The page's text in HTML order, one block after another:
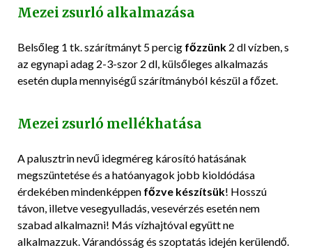
Mezei zsurló alkalmazása
Belsőleg 1 tk. szárítmányt 5 percig főzzünk 2 dl vízben, s
az egynapi adag 2-3-szor 2 dl, külsőleges alkalmazás
esetén dupla mennyiségű szárítmányból készül a főzet.
Mezei zsurló mellékhatása
A palusztrin nevű idegméreg károsító hatásának
megszüntetése és a hatóanyagok jobb kioldódása
érdekében mindenképpen főzve készítsük! Hosszú
távon, illetve vesegyulladás, vesevérzés esetén nem
szabad alkalmazni! Más vízhajtóval együtt ne
alkalmazzuk. Várandósság és szoptatás idején kerülendő.